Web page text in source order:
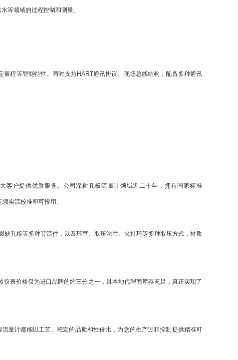
等领域的过程控制和测量。
程等智能特性。同时支持HART通讯协议、现场总线结构，配备多种通讯
户提供优质服务。公司深耕孔板流量计领域近二十年，拥有国家标准
实流校准即可投用。
孔板等多种节流件，以及环室、取压法兰、夹持环等多种取压方式，材质
价格仅为进口品牌的约三分之一，且本地代理商库存充足，真正实现了
计都能以工艺、稳定的品质和性价比，为您的生产过程控制提供精准可